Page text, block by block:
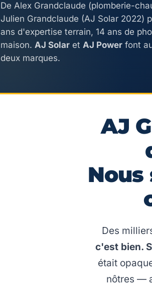
De Alex Grandclaude (plomberie-
Julien Grandclaude (AJ Solar 2022)
ans d'expertise terrain, 14 ans de
maison. AJ Solar et AJ Power font
deux marques.
AJ
Des
c'est bien.
était
nôtres —